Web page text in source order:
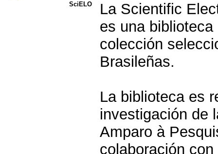
SciELO
La Scientific
es una
colección
Brasileñas.
La biblioteca es
investigación de
Amparo à
colaboración con